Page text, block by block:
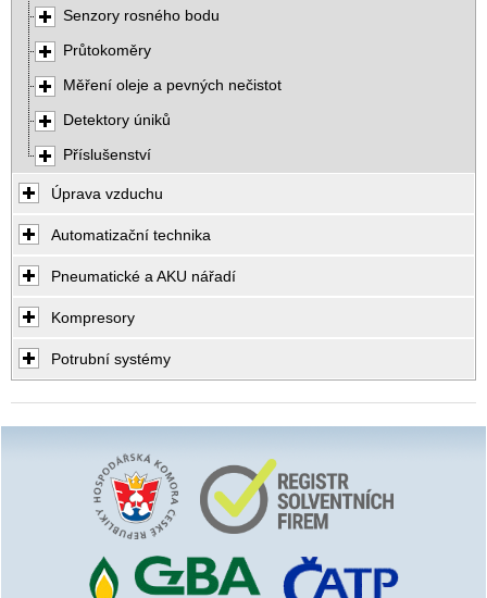
Senzory rosného bodu
Průtokoměry
Měření oleje a pevných nečistot
Detektory úniků
Příslušenství
Úprava vzduchu
Automatizační technika
Pneumatické a AKU nářadí
Kompresory
Potrubní systémy